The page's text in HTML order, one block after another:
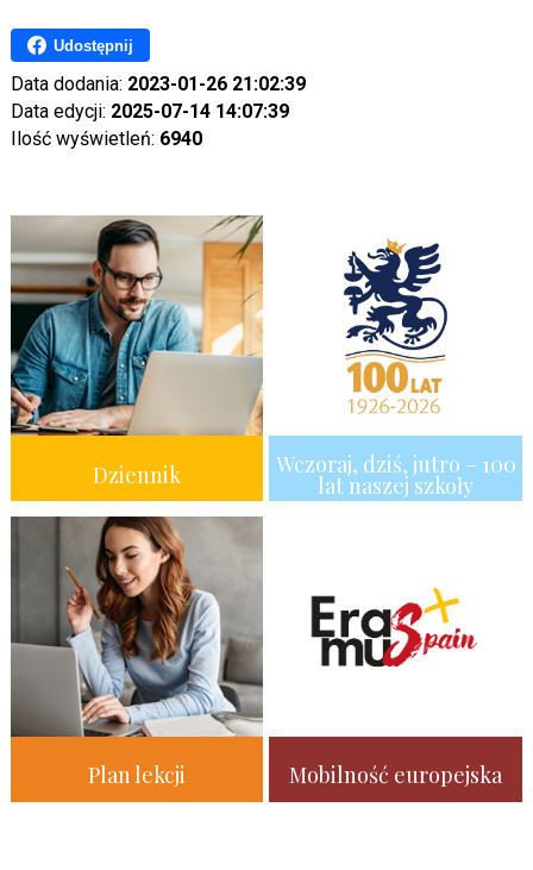
Udostępnij
Data dodania: 2023-01-26 21:02:39
Data edycji: 2025-07-14 14:07:39
Ilość wyświetleń: 6940
Dziennik Wczoraj, dziś, jutro – 100
lat naszej szkoły
Plan lekcji Mobilność europejska